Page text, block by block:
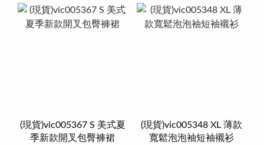
(現貨)vic005367 S 美式夏
季新款開叉包臀褲裙
(現貨)vic005348 XL 薄款
寬鬆泡泡袖短袖襯衫